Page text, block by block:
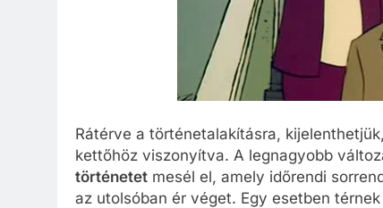
Rátérve a történetalakításra,
kettőhöz viszonyítva. A legnagyobb
történetet mesél el, amely időrendi
az utolsóban ér véget. Egy esetben